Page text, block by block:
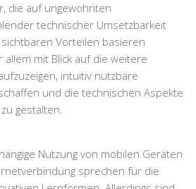
die auf ungewohnten
technischer Umsetzbarkeit
Vorteilen basieren
allem mit Blick auf die weitere
intuitiv nutzbare
und die technischen Aspekte
gestalten.
Nutzung von mobilen Geräten
sprechen für die